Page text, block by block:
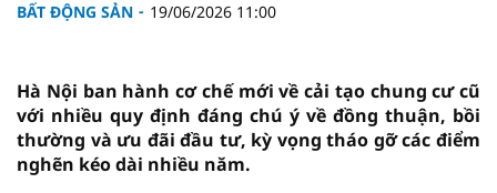
BẤT ĐỘNG SẢN 19/06/2026 11:00
Hà Nội ban hành cơ chế mới về cải tạo chung cư cũ
với nhiều quy định đáng chú ý về đồng thuận, bồi
thường và ưu đãi đầu tư, kỳ vọng tháo gỡ các điểm
nghẽn kéo dài nhiều năm.